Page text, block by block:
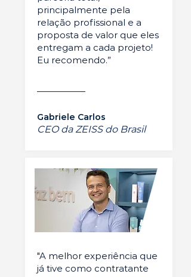
principalmente pela
relação profissional e a
proposta de valor que eles
entregam a cada projeto!
Eu recomendo.”
Gabriele Carlos
CEO da ZEISS do Brasil
"A melhor experiência que
já tive como contratante